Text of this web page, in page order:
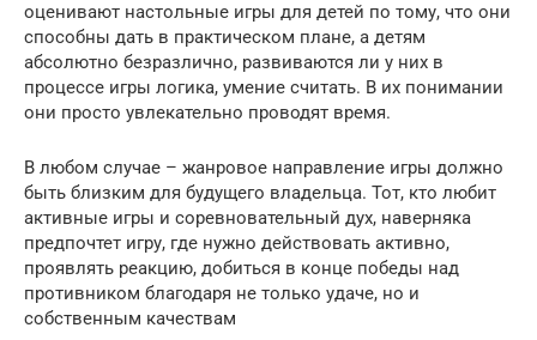
оценивают настольные игры для детей по тому, что они
способны дать в практическом плане, а детям
абсолютно безразлично, развиваются ли у них в
процессе игры логика, умение считать. В их понимании
они просто увлекательно проводят время.
В любом случае – жанровое направление игры должно
быть близким для будущего владельца. Тот, кто любит
активные игры и соревновательный дух, наверняка
предпочтет игру, где нужно действовать активно,
проявлять реакцию, добиться в конце победы над
противником благодаря не только удаче, но и
собственным качествам